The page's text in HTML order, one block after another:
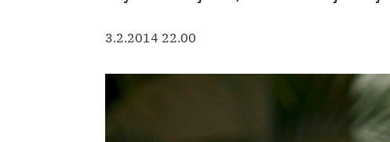
3.2.2014 22.00